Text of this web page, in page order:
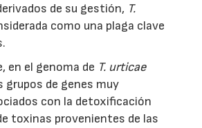
de su gestión, T.
como una plaga clave
en el genoma de T. urticae
grupos de genes muy
con la detoxificación
toxinas provenientes de las